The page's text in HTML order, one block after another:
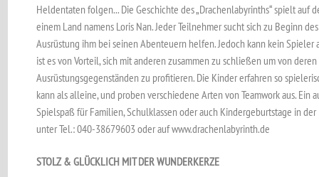
Heldentaten folgen... Die Geschichte des „Drachenlabyrinths“ spielt auf
einem Land namens Loris Nan. Jeder Teilnehmer sucht sich zu Beginn
Ausrüstung ihm bei seinen Abenteuern helfen. Jedoch kann kein
ist es von Vorteil, sich mit anderen zusammen zu schließen um von
Ausrüstungsgegenständen zu profitieren. Die Kinder erfahren so
kann als alleine, und proben verschiedene Arten von Teamwork aus.
Spielspaß für Familien, Schulklassen oder auch Kindergeburtstage in
unter Tel.: 040-38679603 oder auf www.drachenlabyrinth.de
STOLZ & GLÜCKLICH MIT DER WUNDERKERZE